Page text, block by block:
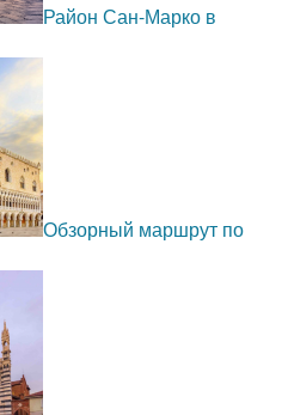
Район Сан-Марко в
Обзорный маршрут по